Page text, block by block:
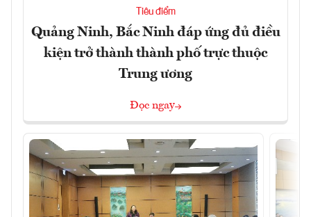
Tiêu điểm
Quảng Ninh, Bắc Ninh đáp ứng đủ điều
kiện trở thành thành phố trực thuộc
Trung ương
Đọc ngay